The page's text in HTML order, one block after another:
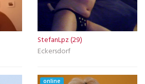
StefanLpz (29)
Eckersdorf
online